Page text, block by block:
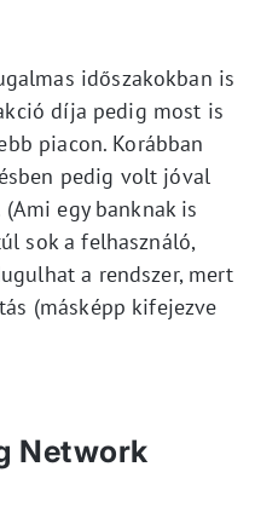
időszakokban is
díja pedig most is
piacon. Korábban
pedig volt jóval
egy banknak is
sok a felhasználó,
a rendszer, mert
(másképp kifejezve
Network